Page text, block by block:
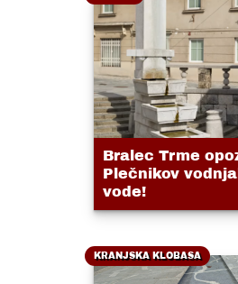
Bralec Trme
Plečnikov
vode!
KRANJSKA KLOBASA